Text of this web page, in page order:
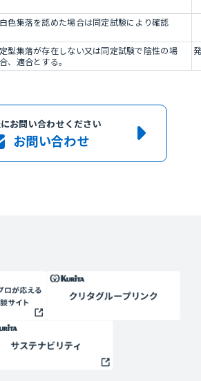
白色集落を認めた場合は同定試験により確認
定型集落が存在しない又は同定試験で陰性の場
合、適合とする。
お問い合わせください
お問い合わせ